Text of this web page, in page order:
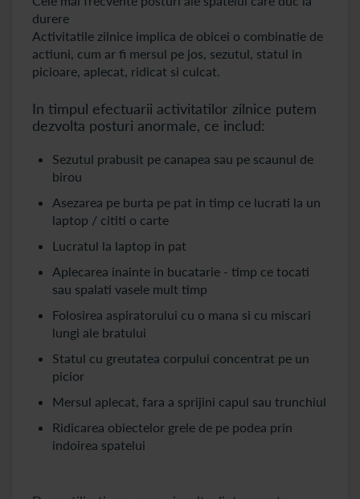
durere
Activitatile zilnice implica de obicei o combinatie de
actiuni, cum ar fi mersul pe jos, sezutul, statul in
picioare, aplecat, ridicat si culcat.
In timpul efectuarii activitatilor zilnice putem
dezvolta posturi anormale, ce includ:
Sezutul prabusit pe canapea sau pe scaunul de
birou
Asezarea pe burta pe pat in timp ce lucrati la un
laptop / cititi o carte
Lucratul la laptop in pat
Aplecarea inainte in bucatarie - timp ce tocati
sau spalati vasele mult timp
Folosirea aspiratorului cu o mana si cu miscari
lungi ale bratului
Statul cu greutatea corpului concentrat pe un
picior
Mersul aplecat, fara a sprijini capul sau trunchiul
Ridicarea obiectelor grele de pe podea prin
indoirea spatelui